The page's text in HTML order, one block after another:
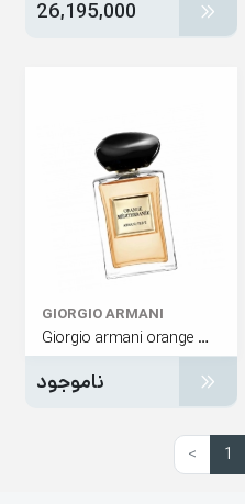
26,195,000
GIORGIO ARMANI